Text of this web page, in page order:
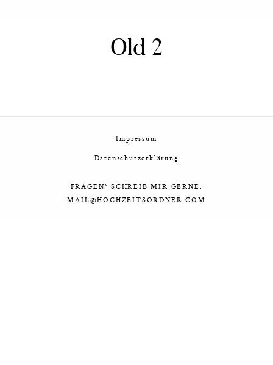
Old 2
Impressum
Datenschutzerklärung
FRAGEN? SCHREIB MIR GERNE:
MAIL@HOCHZEITSORDNER.COM